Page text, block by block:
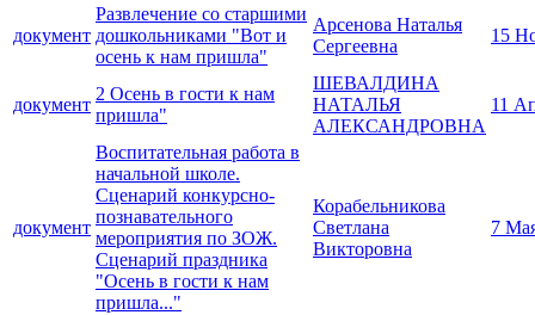
документ
Развлечение со старшими
дошкольниками "Вот и
осень к нам пришла"
Арсенова Наталья
Сергеевна
15
документ
2 Осень в гости к нам
пришла"
ШЕВАЛДИНА
НАТАЛЬЯ
АЛЕКСАНДРОВНА
11
документ
Воспитательная работа в
начальной школе.
Сценарий конкурсно-
познавательного
мероприятия по ЗОЖ.
Сценарий праздника
"Осень в гости к нам
пришла..."
Корабельникова
Светлана
Викторовна
7